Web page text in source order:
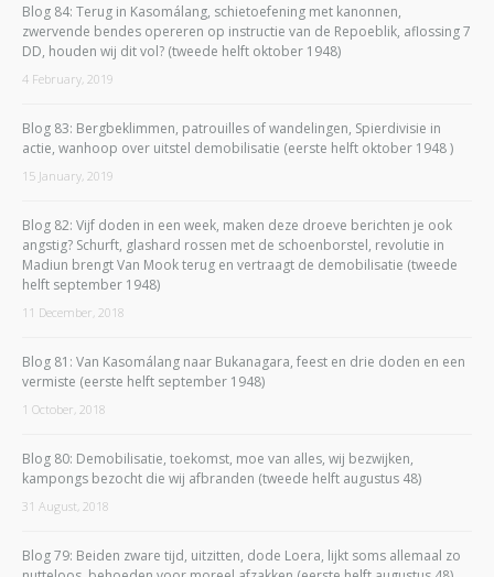
Blog 84: Terug in Kasomálang, schietoefening met kanonnen,
zwervende bendes opereren op instructie van de Repoeblik, aflossing 7
DD, houden wij dit vol? (tweede helft oktober 1948)
4 February, 2019
Blog 83: Bergbeklimmen, patrouilles of wandelingen, Spierdivisie in
actie, wanhoop over uitstel demobilisatie (eerste helft oktober 1948 )
15 January, 2019
Blog 82: Vijf doden in een week, maken deze droeve berichten je ook
angstig? Schurft, glashard rossen met de schoenborstel, revolutie in
Madiun brengt Van Mook terug en vertraagt de demobilisatie (tweede
helft september 1948)
11 December, 2018
Blog 81: Van Kasomálang naar Bukanagara, feest en drie doden en een
vermiste (eerste helft september 1948)
1 October, 2018
Blog 80: Demobilisatie, toekomst, moe van alles, wij bezwijken,
kampongs bezocht die wij afbranden (tweede helft augustus 48)
31 August, 2018
Blog 79: Beiden zware tijd, uitzitten, dode Loera, lijkt soms allemaal zo